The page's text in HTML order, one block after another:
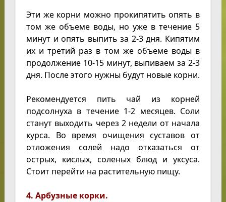
Эти же корни можно прокипятить опять в
том же объеме воды, но уже в течение 5
минут и опять выпить за 2-3 дня. Кипятим
их и третий раз в том же объеме воды в
продолжение 10-15 минут, выпиваем за 2-3
дня. После этого нужны будут новые корни.
Рекомендуется пить чай из корней
подсолнуха в течение 1-2 месяцев. Соли
станут выходить через 2 недели от начала
курса. Во время очищения суставов от
отложения солей надо отказаться от
острых, кислых, соленых блюд и уксуса.
Стоит перейти на растительную пищу.
4. Арбузные корки.